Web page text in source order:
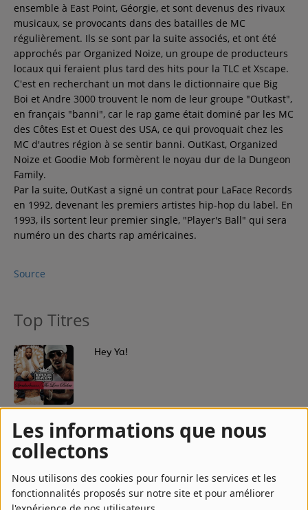
Les informations que nous
collectons
Nous utilisons des cookies pour fournir les services et les
fonctionnalités proposés sur notre site et pour améliorer
ensemble à East Point, Géorgie, et sont devenus des rivaux
musicaux, se provocants dans des batailles de MC
régulièrement. Ils se sont par la suite associés, et ont été
approchés par Organized Noize, un groupe de producteurs
locaux qui feraient plus tard des hits pour la TLC et Xscape.
C'est en recherchant un mot dans le dictionnaire que Big
Boi et Andre 3000 trouvent le nom de leur groupe "Outkast",
en français "banni", car le rap game était dominé par les MC
des Côtes Est et Ouest des USA, ce qui provoquait chez les
MC d'autres région à se sentir banni. OutKast, Organized
Noize et Goodie Mob formèrent le noyau dur de la Dungeon
Family.
Par la suite, OutKast a signé un contrat pour LaFace Records
en 1992, devenant les premiers artistes hip-hop du label. En
1993, ils sortent leur premier single, "Player's Ball" qui sera
numéro un des charts rap américaines.
Source
Top Titres
1 Hey Ya!
So Fresh, So Clean